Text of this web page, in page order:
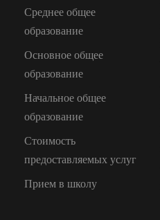
Среднее общее
образование
Основное общее
образование
Начальное общее
образование
Стоимость
предоставляемых услуг
Прием в школу